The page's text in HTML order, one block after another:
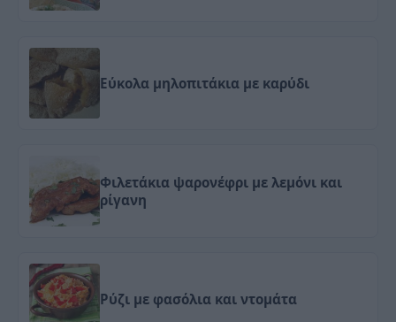
Εύκολα μηλοπιτάκια με καρύδι
Φιλετάκια ψαρονέφρι με λεμόνι και
ρίγανη
Ρύζι με φασόλια και ντομάτα